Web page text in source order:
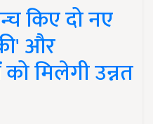
किए दो नए
और
मिलेगी उन्नत